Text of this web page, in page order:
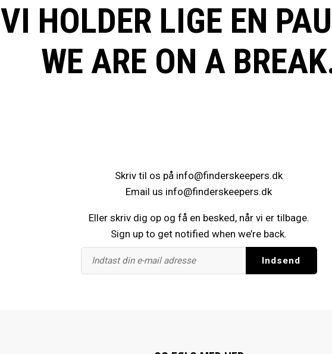
VI HOLDER LIGE EN
WE ARE ON A
Skriv til os på info@finderskeepers.dk
Email us info@finderskeepers.dk
Eller skriv dig op og få en besked, når vi er tilbage.
Sign up to get notified when we’re back.